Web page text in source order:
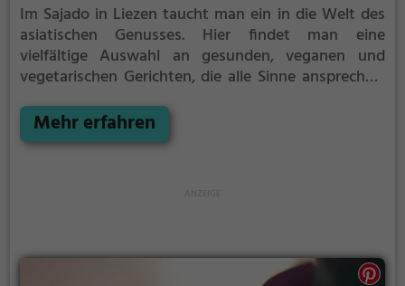
Im Sajado in Liezen taucht man ein in die Welt des
asiatischen Genusses. Hier findet man eine
vielfältige Auswahl an gesunden, veganen und
vegetarischen Gerichten, die alle Sinne ansprechen.
einem leckeren Getränk und köstlichen Speisen voll
und ganz zu entspannen. Egal ob man auf der Suche
Mehr erfahren